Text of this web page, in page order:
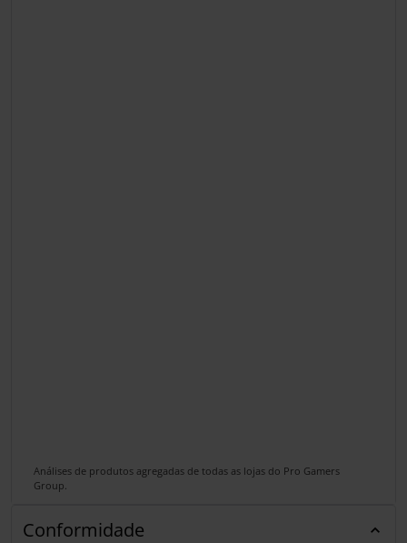
Análises de produtos agregadas de todas as lojas do Pro Gamers
Group.
Conformidade